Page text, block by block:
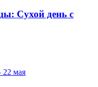
Сухой день с